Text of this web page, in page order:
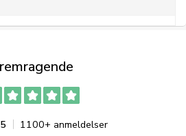
1100+ anmeldelser